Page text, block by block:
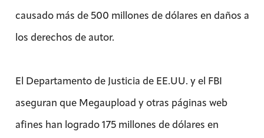
causado más de 500 millones de dólares en daños a
los derechos de autor.
El Departamento de Justicia de EE.UU. y el FBI
aseguran que Megaupload y otras páginas web
afines han logrado 175 millones de dólares en